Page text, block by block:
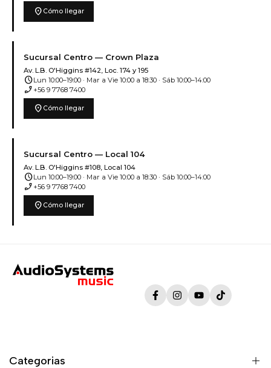
location_on Cómo llegar
Sucursal Centro — Crown Plaza
Av. L.B. O'Higgins #142, Loc. 174 y 195
scheduleLun 10:00–19:00 · Mar a Vie 10:00 a 18:30 · Sáb 10:00–14:00
phone_enabled +56 9 7768 7400
location_on Cómo llegar
Sucursal Centro — Local 104
Av. L.B. O'Higgins #108, Local 104
scheduleLun 10:00–19:00 · Mar a Vie 10:00 a 18:30 · Sáb 10:00–14:00
phone_enabled +56 9 7768 7400
location_on Cómo llegar
FacebookInstagramYouTubeTikTok
Categorias